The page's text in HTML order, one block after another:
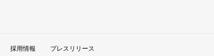
採用情報 プレスリリース